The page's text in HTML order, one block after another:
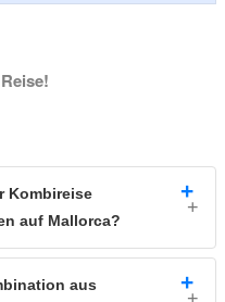
Kombireise
auf Mallorca?
aus